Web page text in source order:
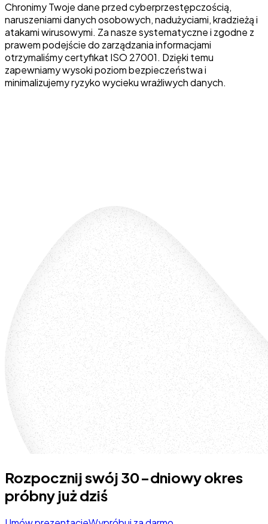
Chronimy Twoje dane przed cyberprzestępczością,
naruszeniami danych osobowych, nadużyciami, kradzieżą i
atakami wirusowymi. Za nasze systematyczne i zgodne z
prawem podejście do zarządzania informacjami
otrzymaliśmy certyfikat ISO 27001. Dzięki temu
zapewniamy wysoki poziom bezpieczeństwa i
minimalizujemy ryzyko wycieku wrażliwych danych.
Rozpocznij swój 30-dniowy okres
próbny już dziś